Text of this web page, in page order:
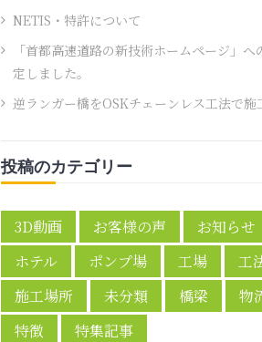
NETIS・特許について
「首都高速道路の新技術ホームページ」へ
定しました。
逆ランガー橋をOSKチェーンレス工法で施
投稿のカテゴリー
3D動画 お客様の声
お知らせ
ホテル
ポンプ場 工場
工
施工場所
未分類 橋梁
物
特徴
特集記事